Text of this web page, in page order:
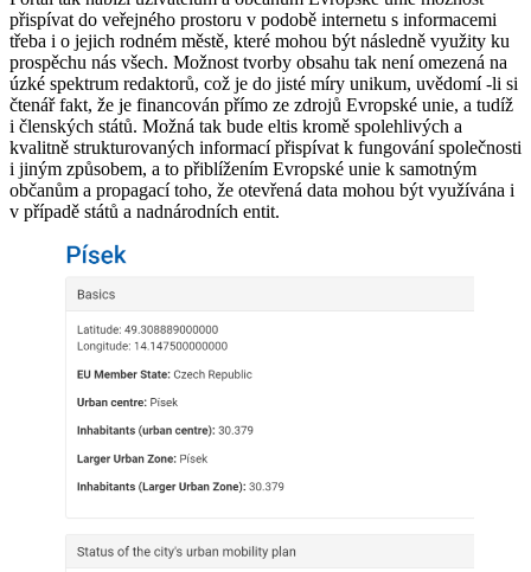
přispívat do veřejného prostoru v podobě internetu s informacemi
třeba i o jejich rodném městě, které mohou být následně využity ku
prospěchu nás všech. Možnost tvorby obsahu tak není omezená na
úzké spektrum redaktorů, což je do jisté míry unikum, uvědomí -li si
čtenář fakt, že je financován přímo ze zdrojů Evropské unie, a tudíž
i členských států. Možná tak bude eltis kromě spolehlivých a
kvalitně strukturovaných informací přispívat k fungování společnosti
i jiným způsobem, a to přiblížením Evropské unie k samotným
občanům a propagací toho, že otevřená data mohou být využívána i
v případě států a nadnárodních entit.